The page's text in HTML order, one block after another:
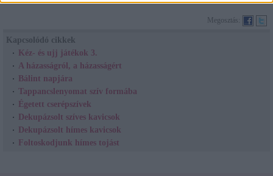
Megosztás:
Kapcsolódó cikkek
Kéz- és ujj játékok 3.
A házasságról, a házasságért
Bálint napjára
Tappancslenyomat szív formába
Égetett cserépszívek
Dekupázsolt szíves kavicsok
Dekupázsolt hímes kavicsok
Foltoskodjunk hímes tojást